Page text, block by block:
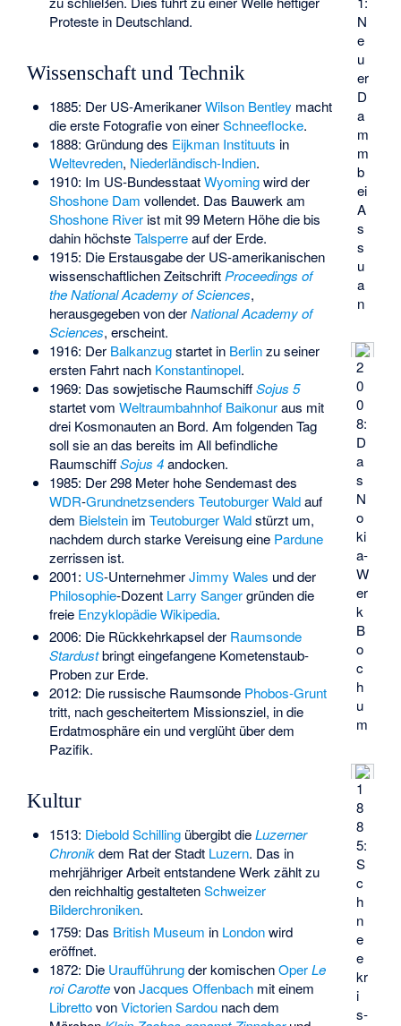
N
e
u
er
D
a
m
m
b
ei
A
s
s
u
a
n
2
0
0
8:
D
a
s
N
o
ki
a-
W
er
k
B
o
c
h
u
m
Proteste in Deutschland.
Wissenschaft und Technik
1
8
8
5:
S
c
h
n
e
e
kr
i
s­
1885: Der US-AmerikanerWilson Bentley macht
die erste Fotografie von einerSchneeflocke.
1888: Gründung des Eijkman Instituuts in
Weltevreden, Niederländisch-Indien.
1910: Im US-BundesstaatWyomingwird der
Shoshone Dam vollendet. Das Bauwerk am
Shoshone Riverist mit 99 Metern Höhe die bis
dahin höchsteTalsperreauf der Erde.
1915: Die Erstausgabe der US-amerikanischen
wissenschaftlichen Zeitschrift Proceedings of
the National Academy of Sciences,
herausgegeben von derNational Academy of
Sciences, erscheint.
1916: Der Balkanzugstartet in Berlinzu seiner
ersten Fahrt nach Konstantinopel.
1969: Das sowjetische RaumschiffSojus 5
startet vom Weltraumbahnhof Baikonuraus mit
drei Kosmonauten an Bord. Am folgenden Tag
soll sie an das bereits im All befindliche
RaumschiffSojus 4andocken.
1985: Der 298 Meter hohe Sendemast des
WDR-Grundnetzsenders Teutoburger Waldauf
dem Bielsteinim Teutoburger Waldstürzt um,
nachdem durch starke Vereisung eine Pardune
zerrissen ist.
2001: US-UnternehmerJimmy Wales und der
Philosophie-Dozent Larry Sangergründen die
freie Enzyklopädie Wikipedia.
2006: Die Rückkehrkapsel der Raumsonde
Stardustbringt eingefangene Kometenstaub-
Proben zur Erde.
2012: Die russische Raumsonde Phobos-Grunt
tritt, nach gescheitertem Missionsziel, in die
Erdatmosphäre ein und verglüht über dem
Pazifik.
Kultur
1513: Diebold Schillingübergibt dieLuzerner
Chronikdem Rat der Stadt Luzern. Das in
mehrjähriger Arbeit entstandene Werk zählt zu
den reichhaltig gestaltetenSchweizer
Bilderchroniken.
1759: Das British Museum in Londonwird
eröffnet.
1872: Die Uraufführungder komischenOper Le
roi CarottevonJacques Offenbachmit einem
LibrettovonVictorien Sardounach dem